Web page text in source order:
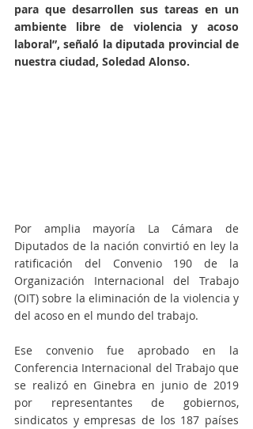
para que desarrollen sus tareas en un
ambiente libre de violencia y acoso
laboral”, señaló la diputada provincial de
nuestra ciudad, Soledad Alonso.
Por amplia mayoría La Cámara de
Diputados de la nación convirtió en ley la
ratificación del Convenio 190 de la
Organización Internacional del Trabajo
(OIT) sobre la eliminación de la violencia y
del acoso en el mundo del trabajo.
Ese convenio fue aprobado en la
Conferencia Internacional del Trabajo que
se realizó en Ginebra en junio de 2019
por representantes de gobiernos,
sindicatos y empresas de los 187 países